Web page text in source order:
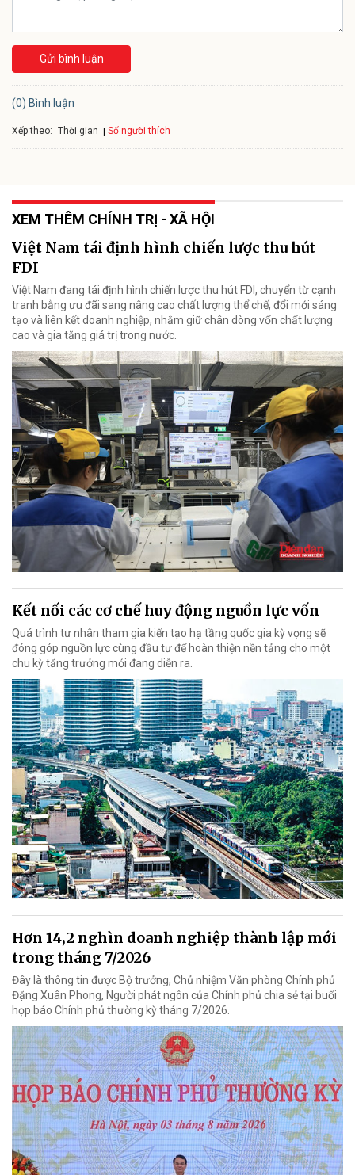
Gửi bình luận
(0) Bình luận
Xếp theo: Thời gian Số người thích
XEM THÊM CHÍNH TRỊ - XÃ HỘI
Việt Nam tái định hình chiến lược thu hút
FDI
Việt Nam đang tái định hình chiến lược thu hút FDI, chuyển từ cạnh
tranh bằng ưu đãi sang nâng cao chất lượng thể chế, đổi mới sáng
tạo và liên kết doanh nghiệp, nhằm giữ chân dòng vốn chất lượng
cao và gia tăng giá trị trong nước.
Kết nối các cơ chế huy động nguồn lực vốn
Quá trình tư nhân tham gia kiến tạo hạ tầng quốc gia kỳ vọng sẽ
đóng góp nguồn lực cùng đầu tư để hoàn thiện nền tảng cho một
chu kỳ tăng trưởng mới đang diễn ra.
Hơn 14,2 nghìn doanh nghiệp thành lập mới
trong tháng 7/2026
Đây là thông tin được Bộ trưởng, Chủ nhiệm Văn phòng Chính phủ
Đặng Xuân Phong, Người phát ngôn của Chính phủ chia sẻ tại buổi
họp báo Chính phủ thường kỳ tháng 7/2026.